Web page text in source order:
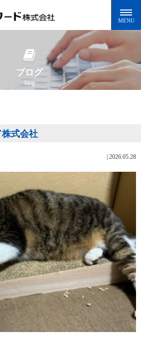
ブログ
blog
式会社
2026.05.28